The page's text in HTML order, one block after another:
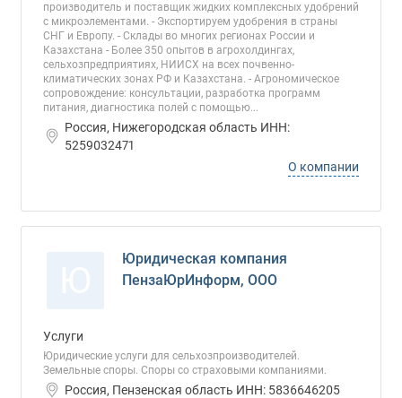
производитель и поставщик жидких комплексных удобрений
с микроэлементами. - Экспортируем удобрения в страны
СНГ и Европу. - Склады во многих регионах России и
Казахстана - Более 350 опытов в агрохолдингах,
сельхозпредприятиях, НИИСХ на всех почвенно-
климатических зонах РФ и Казахстана. - Агрономическое
сопровождение: консультации, разработка программ
питания, диагностика полей с помощью...
Россия, Нижегородская область ИНН:
5259032471
О компании
Юридическая компания
ПензаЮрИнформ, ООО
Услуги
Юридические услуги для сельхозпроизводителей.
Земельные споры. Споры со страховыми компаниями.
Россия, Пензенская область ИНН: 5836646205